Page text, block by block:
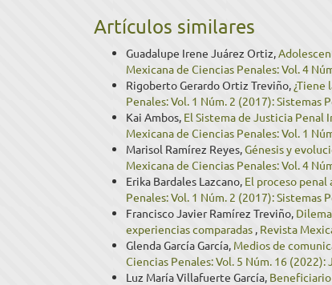
Artículos similares
Guadalupe Irene Juárez Ortiz,
Mexicana de Ciencias Penales: Vol. 4
Rigoberto Gerardo Ortiz Treviño, ¿Tiene
Penales: Vol. 1 Núm. 2 (2017): Sistemas
Kai Ambos, El Sistema de Justicia Penal
Mexicana de Ciencias Penales: Vol. 1
Marisol Ramírez Reyes,Génesis y
Mexicana de Ciencias Penales: Vol. 4
Erika Bardales Lazcano, El proceso
Penales: Vol. 1 Núm. 2 (2017): Sistemas
Francisco Javier Ramírez Treviño,
experiencias comparadas , Revista
Glenda García García, Medios de
Ciencias Penales: Vol. 5 Núm. 16
Luz María Villafuerte García,